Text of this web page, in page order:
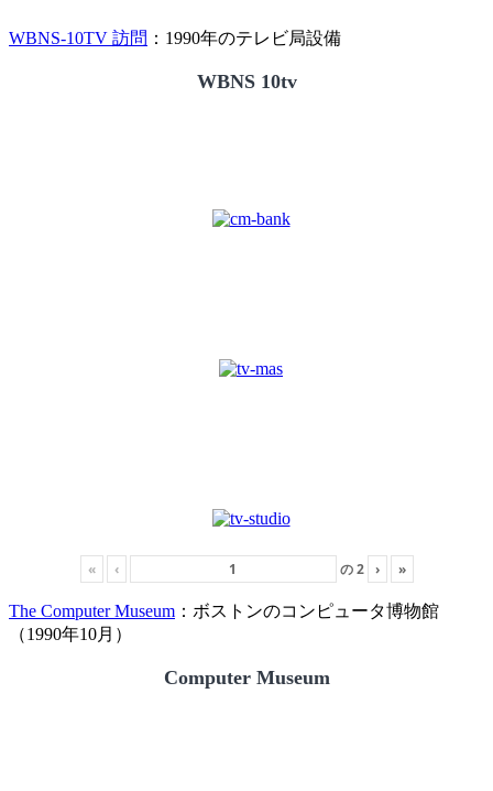
WBNS-10TV 訪問 ：1990年のテレビ局設備
WBNS 10tv
« ‹ の2 › »
The Computer Museum ：ボストンのコンピュータ博物館
（1990年10月）
Computer Museum